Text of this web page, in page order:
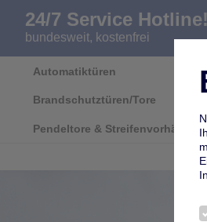
24/7 Service Hotline!
bundesweit, kostenfrei
Automatiktüren
Brandschutztüren/Tore
Pendeltore & Streifenvorhänge